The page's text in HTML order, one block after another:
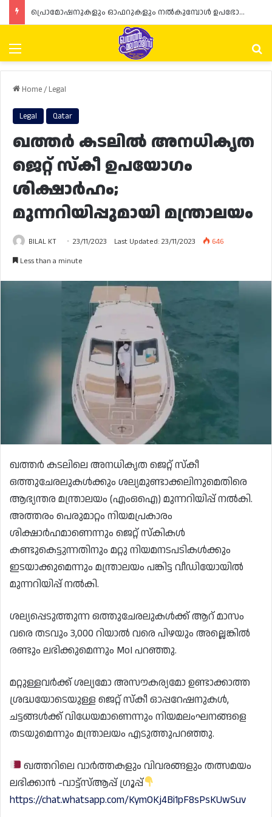
പ്രൊമോഷനുകളും ഓഫറുകളും നൽകുമ്പോൾ ഉപഭോക്താക്കളുടെ അവകാശങ്ങൾ ഉറപ്പാക്കണമെന്ന് ഖത്തർ വാണിജ്യ വ്യവസായ മന്ത്രാലയത്തിന്റെ (MoCI) നിർദ്ദേശം
Menu
Home/ Legal
Legal Qatar
ഖത്തർ കടലിൽ അനധികൃത
ജെറ്റ് സ്കീ ഉപയോഗം
ശിക്ഷാർഹം;
മുന്നറിയിപ്പുമായി മന്ത്രാലയം
BILAL KT 23/11/2023 Last Updated: 23/11/2023
646
Less than a minute
ഖത്തർ കടലിലെ അനധികൃത ജെറ്റ് സ്കീ
ഒത്തുചേരലുകൾക്കും ശല്യമുണ്ടാക്കലിനുമെതിരെ
ആഭ്യന്തര മന്ത്രാലയം (എംഒഐ) മുന്നറിയിപ്പ് നൽകി.
അത്തരം പെരുമാറ്റം നിയമപ്രകാരം
ശിക്ഷാർഹമാണെന്നും ജെറ്റ് സ്‌കികൾ
കണ്ടുകെട്ടുന്നതിനും മറ്റു നിയമനടപടികൾക്കും
ഇടയാക്കുമെന്നും മന്ത്രാലയം പങ്കിട്ട വീഡിയോയിൽ
മുന്നറിയിപ്പ് നൽകി.
ശല്യപ്പെടുത്തുന്ന ഒത്തുചേരലുകൾക്ക് ആറ് മാസം
വരെ തടവും 3,000 റിയാൽ വരെ പിഴയും അല്ലെങ്കിൽ
രണ്ടും ലഭിക്കുമെന്നും MoI പറഞ്ഞു.
മറ്റുള്ളവർക്ക് ശല്യമോ അസൗകര്യമോ ഉണ്ടാക്കാത്ത
ശ്രദ്ധയോടെയുള്ള ജെറ്റ് സ്കീ ഓപ്പറേഷനുകൾ,
ചട്ടങ്ങൾക്ക് വിധേയമാണെന്നും നിയമലംഘനങ്ങളെ
തടയുമെന്നും മന്ത്രാലയം എടുത്തുപറഞ്ഞു.
ഖത്തറിലെ വാർത്തകളും വിവരങ്ങളും തത്സമയം
ലഭിക്കാൻ -വാട്ട്സ്ആപ്പ് ഗ്രൂപ്പ്
https://chat.whatsapp.com/KymOKj4Bi1pF8sPsKUwSuv